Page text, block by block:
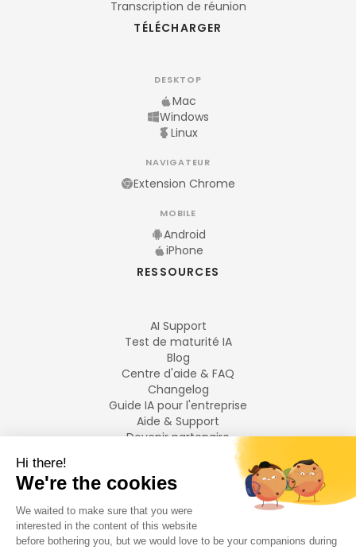
Transcription de réunion
TÉLÉCHARGER
DESKTOP
Mac
Windows
Linux
NAVIGATEUR
Extension Chrome
MOBILE
Android
iPhone
RESSOURCES
AI Support
Test de maturité IA
Blog
Centre d'aide & FAQ
Changelog
Guide IA pour l'entreprise
Aide & Support
Devenir partenaire
LANGUES
Français
English